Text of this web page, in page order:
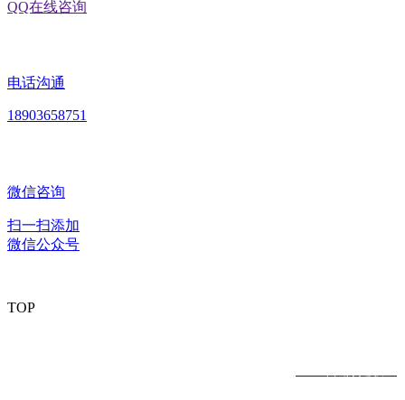
QQ在线咨询
电话沟通
18903658751
微信咨询
扫一扫添加
微信公众号
TOP